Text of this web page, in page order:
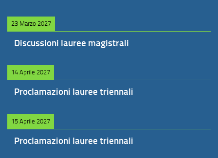
23 Marzo 2027
Discussioni lauree magistrali
14 Aprile 2027
Proclamazioni lauree triennali
15 Aprile 2027
Proclamazioni lauree triennali